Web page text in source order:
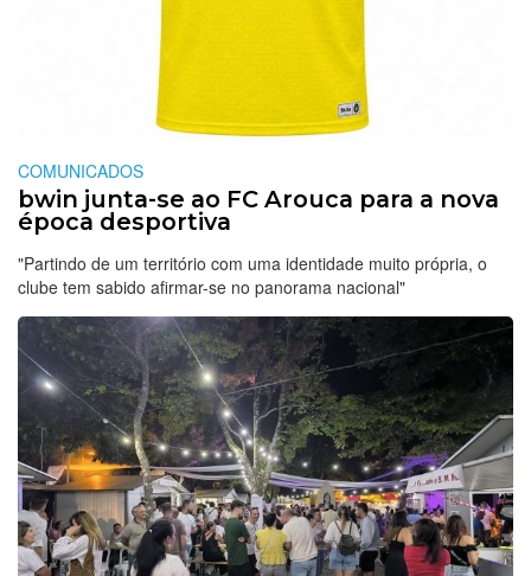
COMUNICADOS
bwin junta-se ao FC Arouca para a nova
época desportiva
"Partindo de um território com uma identidade muito própria, o
clube tem sabido afirmar-se no panorama nacional"